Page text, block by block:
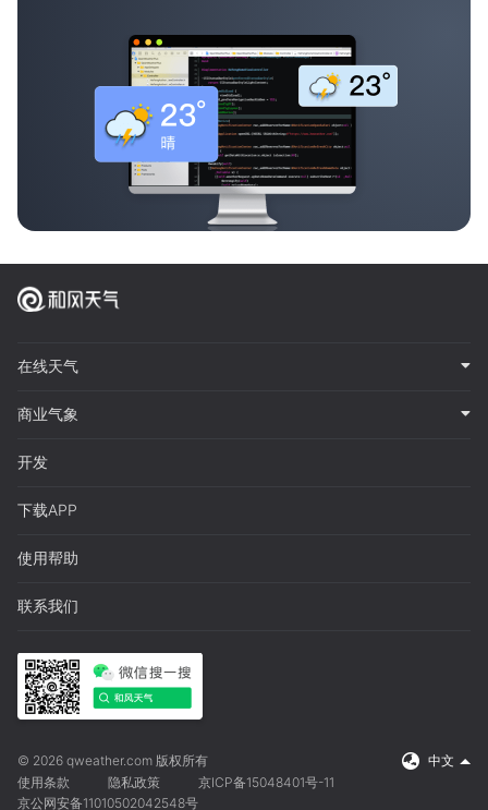
在线天气
商业气象
开发
下载APP
使用帮助
联系我们
© 2026 qweather.com 版权所有
中文
使用条款
隐私政策
京ICP备15048401号-11
京公网安备11010502042548号